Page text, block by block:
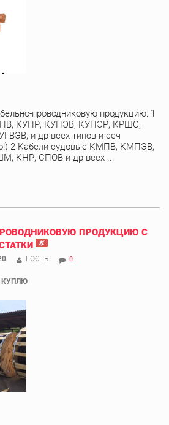
проводниковую продукцию: 1
КУПР, КУПЭВ, КУПЭР, КРШС,
и др всех типов и сеч
2 Кабели судовые КМПВ, КМПЭВ,
КНР, СПОВ и др всех ...
ПРОДУКЦИЮ С
ГОСТЬ 0
КУПЛЮ